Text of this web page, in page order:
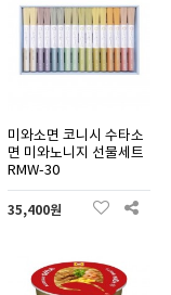
미와소면 코니시 수타소
면 미와노니지 선물세트
RMW-30
35,400원